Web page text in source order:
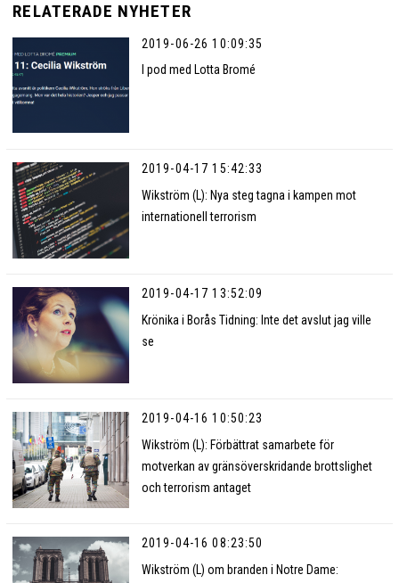
RELATERADE NYHETER
2019-06-26 10:09:35
I pod med Lotta Bromé
2019-04-17 15:42:33
Wikström (L): Nya steg tagna i kampen mot
internationell terrorism
2019-04-17 13:52:09
Krönika i Borås Tidning: Inte det avslut jag ville
se
2019-04-16 10:50:23
Wikström (L): Förbättrat samarbete för
motverkan av gränsöverskridande brottslighet
och terrorism antaget
2019-04-16 08:23:50
Wikström (L) om branden i Notre Dame: